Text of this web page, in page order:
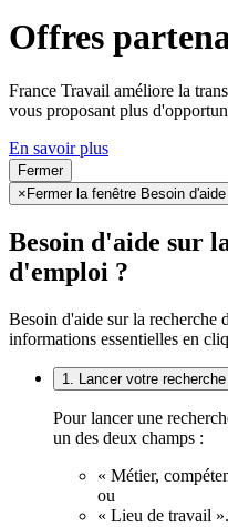
Offres
France Travail améliore la
vous proposant plus
En savoir plus
Fermer
× Fermer la fenêtre Besoin
Besoin d'aide sur
d'emploi ?
Besoin d'aide sur la recherche
informations essentielles en
1. Lancer votre recherche
Pour lancer une
un des deux champs :
« Métier,
ou
« Lieu de travail ».